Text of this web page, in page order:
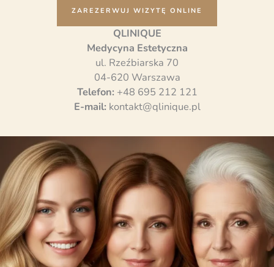
ZAREZERWUJ WIZYTĘ ONLINE
QLINIQUE
Medycyna Estetyczna
ul. Rzeźbiarska 70
04-620 Warszawa
Telefon: +48 695 212 121
E-mail: kontakt@qlinique.pl